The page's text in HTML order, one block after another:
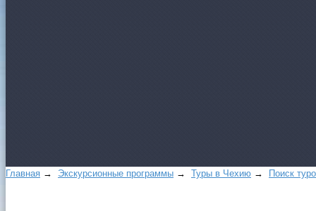
Главная → Экскурсионные программы → Туры в Чехию → Поиск